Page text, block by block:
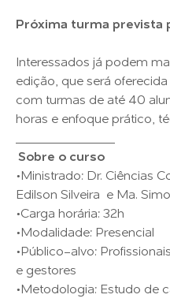
Próxima turma prevista
Interessados já podem
edição, que será
com turmas de até 40
horas e enfoque prático,
Sobre o curso
•Ministrado: Dr. Ciências
Edilson Silveira e Ma.
•Carga horária: 32h
•Modalidade: Presencial
•Público-alvo:
e gestores
•Metodologia: Estudo de